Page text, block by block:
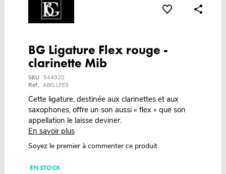
BG Ligature Flex rouge -
clarinette Mib
SKU
544920
Ref. ABG LFE9
Cette ligature, destinée aux clarinettes et aux
saxophones, offre un son aussi « flex » que son
appellation le laisse deviner.
En savoir plus
Soyez le premier à commenter ce produit
EN STOCK